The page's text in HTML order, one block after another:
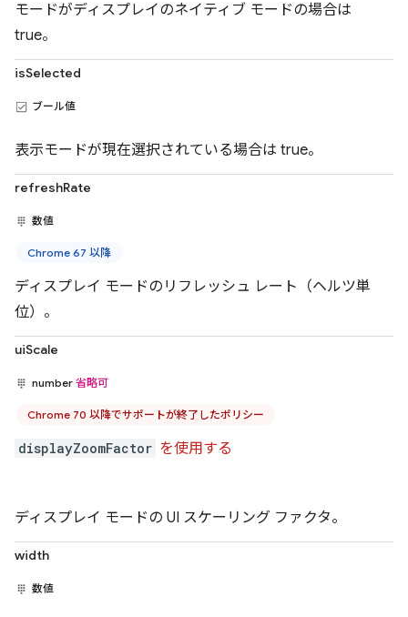
モードがディスプレイのネイティブ モードの場合は
true。
isSelected
ブール値
表示モードが現在選択されている場合は true。
refreshRate
数値
Chrome 67 以降
ディスプレイ モードのリフレッシュ レート（ヘルツ単
位）。
uiScale
number 省略可
Chrome 70 以降でサポートが終了したポリシー
displayZoomFactor を使用する
ディスプレイ モードの UI スケーリング ファクタ。
width
数値